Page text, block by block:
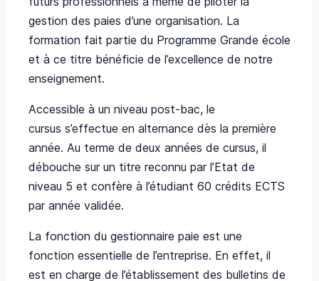
gestion des paies d’une organisation. La
formation fait partie du Programme Grande école
et à ce titre bénéficie de l’excellence de notre
enseignement.
Accessible à un niveau post-bac, le
cursus s’effectue en alternance dès la première
année. Au terme de deux années de cursus, il
débouche sur un titre reconnu par l’Etat de
niveau 5 et confère à l’étudiant 60 crédits ECTS
par année validée.
La fonction du gestionnaire paie est une
fonction essentielle de l’entreprise. En effet, il
est en charge de l’établissement des bulletins de